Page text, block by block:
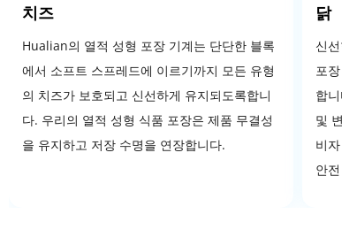
치즈
Hualian의 열적 성형 포장 기계는 단단한 블록
에서 소프트 스프레드에 이르기까지 모든 유형
의 치즈가 보호되고 신선하게 유지되도록합니
다. 우리의 열적 성형 식품 포장은 제품 무결성
을 유지하고 저장 수명을 연장합니다.
닭
신
포
합
및
비
안